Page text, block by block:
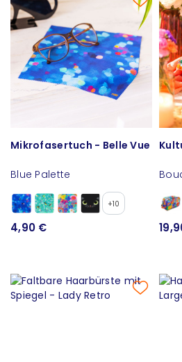
Mikrofasertuch - Belle Vue
Blue Palette
+10
4,90 €